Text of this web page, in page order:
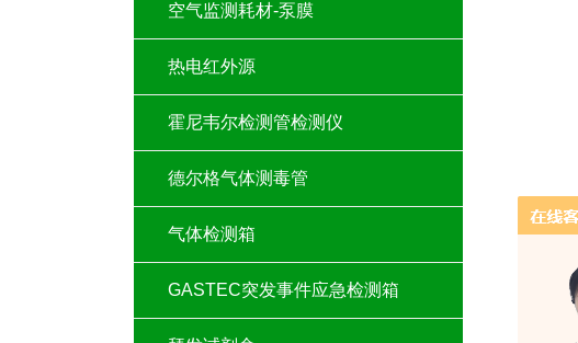
空气监测耗材-泵膜
热电红外源
霍尼韦尔检测管检测仪
德尔格气体测毒管
气体检测箱
GASTEC突发事件应急检测箱